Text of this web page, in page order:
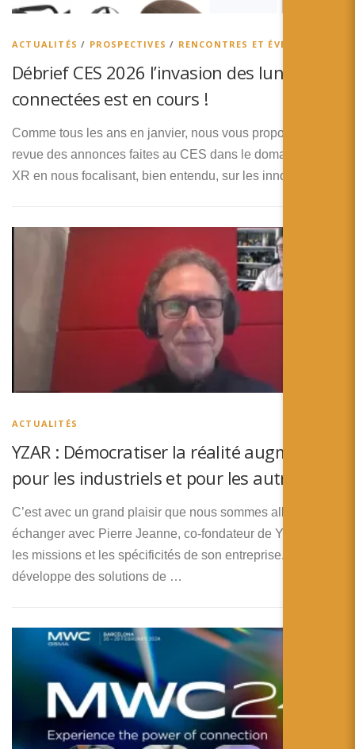
Español
ACTUALITÉS / PROSPECTIVES / RENCONTRES ET ÉVENEMENTS
Débrief CES 2026 l’invasion des lunettes
connectées est en cours !
Comme tous les ans en janvier, nous vous proposons une
revue des annonces faites au CES dans le domaine de la
XR en nous focalisant, bien entendu, sur les innovations …
ACTUALITÉS
YZAR : Démocratiser la réalité augmentée
pour les industriels et pour les autres !
C’est avec un grand plaisir que nous sommes allés
échanger avec Pierre Jeanne, co-fondateur de YZAR, sur
les missions et les spécificités de son entreprise. YZAR
développe des solutions de …